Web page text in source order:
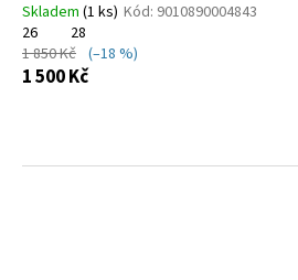
Skladem (1 ks) Kód: 9010890004843
26
28
1 850 Kč (–18 %)
1 500 Kč